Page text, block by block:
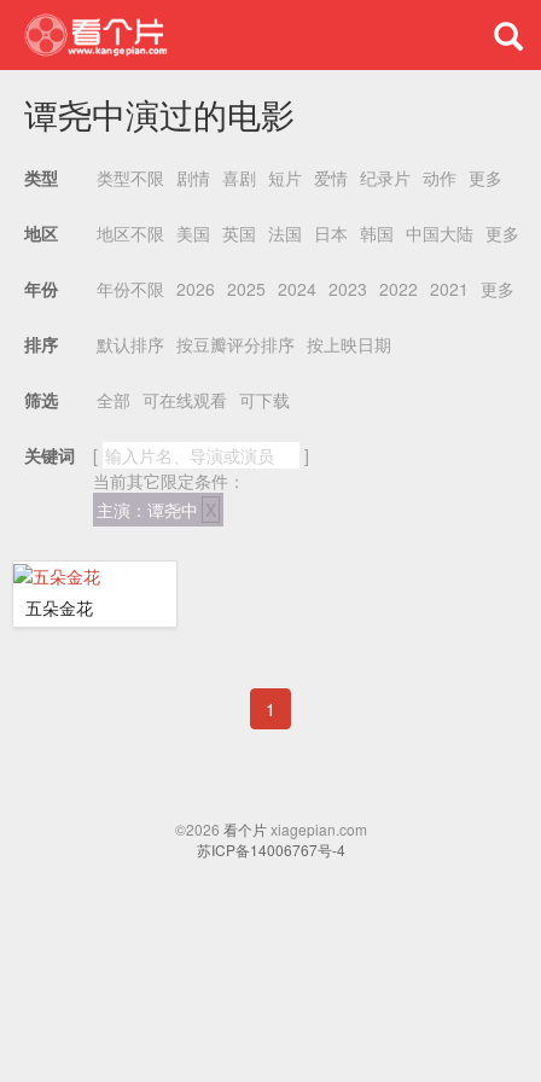
谭尧中演过的电影
类型 类型不限 剧情 喜剧 短片 爱情 纪录片 动作 更多
地区 地区不限 美国 英国 法国 日本 韩国 中国大陆 更多
年份 年份不限 2026 2025 2024 2023 2022 2021 更多
排序 默认排序 按豆瓣评分排序 按上映日期
筛选 全部 可在线观看 可下载
关键词 [
]
当前其它限定条件：
主演：谭尧中 X
五朵金花
1
©2026 看个片xiagepian.com
苏ICP备14006767号-4